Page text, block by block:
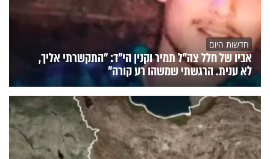
חדשות היום
אביו של חלל צה"ל תמיר וקנין הי"ד: "התקשרתי אליך,
לא ענית. הרגשתי שמשהו רע קורה"